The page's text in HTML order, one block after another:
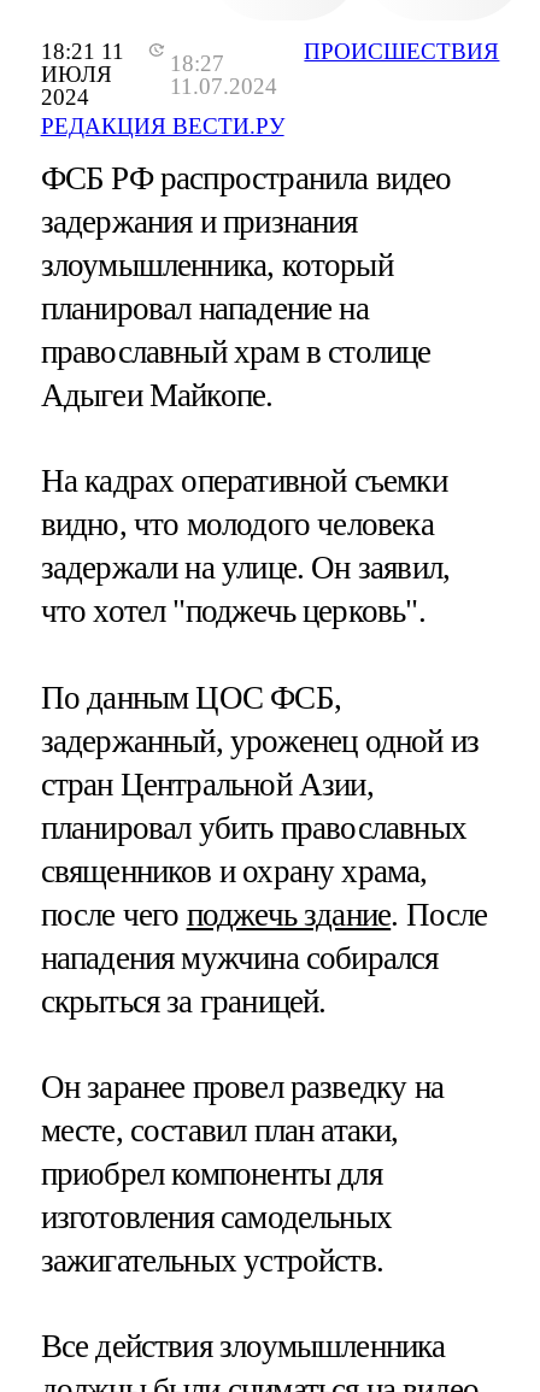
18:21 11
ИЮЛЯ
2024
18:27
11.07.2024
РЕДАКЦИЯ ВЕСТИ.РУ
ПРОИСШЕСТВИЯ
ФСБ РФ распространила видео
задержания и признания
злоумышленника, который
планировал нападение на
православный храм в столице
Адыгеи Майкопе.
На кадрах оперативной съемки
видно, что молодого человека
задержали на улице. Он заявил,
что хотел "поджечь церковь".
По данным ЦОС ФСБ,
задержанный, уроженец одной из
стран Центральной Азии,
планировал убить православных
священников и охрану храма,
после чего поджечь здание. После
нападения мужчина собирался
скрыться за границей.
Он заранее провел разведку на
месте, составил план атаки,
приобрел компоненты для
изготовления самодельных
зажигательных устройств.
Все действия злоумышленника